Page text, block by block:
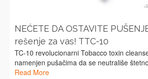
NEĆETE DA OSTAVITE
rešenje za vas! TTC-10
TC-10 revolucionarni Tobacco toxin
namenjen pušačima da se neutrališe
Read More